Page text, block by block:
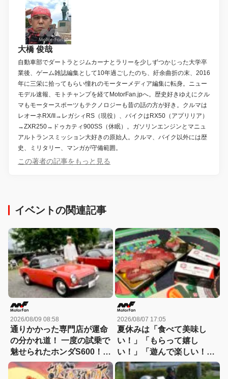
大橋 俊哉
自動車部でダートラとジムカーナとラリーを少しずつかじった大学卒
業後、ゲーム雑誌編集として10年過ごしたのち、紆余曲折の末、2016
年に三栄に拾ってもらい憧れのモーターメディア編集に転身。ニュー
モデル速報、モトチャンプを経てMotorFan.jpへ。歴史好きゆえにクル
マもモータースポーツもテクノロジーも昔の話の方が好き。クルマは
レオーネRX/II→レガシィRS（現役）、バイクはRX50（アプリリア）
→ZXR250→ドゥカティ900SS（休眠）。ガソリンエンジンとマニュ
アルトランスミッション大好きの原始人。クルマ、バイク以外には歴
史、ミリタリー、マンガが守備範囲。
この著者の記事をもっと見る
イベントの関連記事
2026/08/09 08:58
通りかかった専門店が運命
の分かれ道！ 一度の試乗で
魅せられたホンダS600！
【花見の里で感謝の集いや
ります！】
2026/08/07 17:05
夏休みは「食べて美味し
い！」「もらって嬉し
い！」「遊んで楽しい！」
GAZOO Racingとコラボす
るスシローへGO！